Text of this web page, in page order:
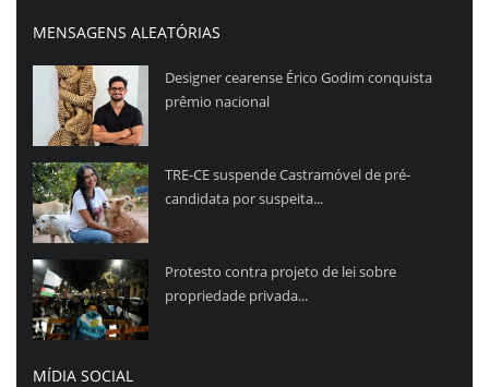
MENSAGENS ALEATÓRIAS
Designer cearense Érico Godim conquista
prêmio nacional
TRE-CE suspende Castramóvel de pré-
candidata por suspeita...
Protesto contra projeto de lei sobre
propriedade privada...
MÍDIA SOCIAL